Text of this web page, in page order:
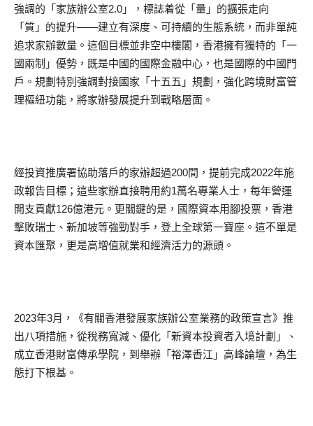
強調的「家族辦公室2.0」，標誌着從「量」的擴張走向
「質」的提升——建立有深度、可持續的生態系統，而非單純
追求家辦數量。這個目標並非空中樓閣，香港擁有獨特的「一
國兩制」優勢，既是中國的國際金融中心，也是國際的中國門
戶。規劃特別強調對接國家「十五五」規劃，強化跨境財富管
理樞紐功能，將家辦發展提升到戰略層面。
經投資推廣署協助落戶的家辦超過200間，提前完成2022年施
政報告目標；這些家辦直接聘用約1萬名專業人士，每年營運
開支貢獻126億港元。更關鍵的是，國際資本用腳投票，香港
擊敗瑞士、新加坡等強勁對手，登上全球第一寶座。這不單是
資本匯聚，更是高增值就業和經濟活力的源頭。
2023年3月，《有關香港發展家族辦公室業務的政策宣言》推
出八項措施，從稅務寬減、優化「新資本投資者入境計劃」、
成立香港財富傳承學院，到舉辦「裕澤香江」高峰論壇，為生
態打下根基。